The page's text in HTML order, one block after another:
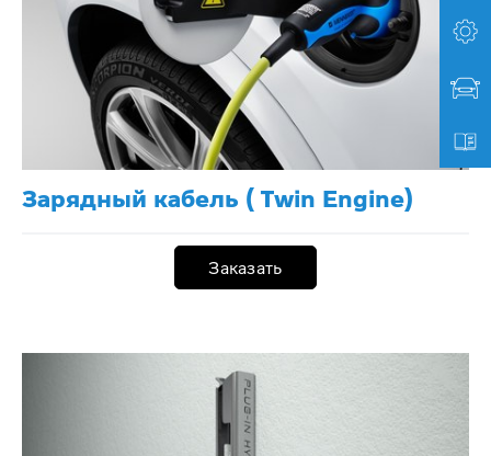
Зарядный кабель ( Twin Engine)
Заказать